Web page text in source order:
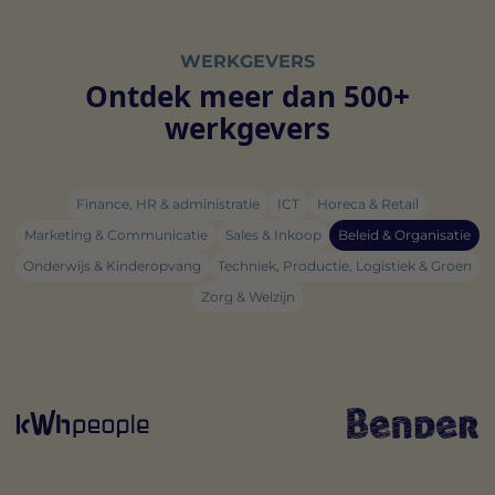
WERKGEVERS
Ontdek meer dan 500+
werkgevers
Finance, HR & administratie ICT
Horeca & Retail
Marketing & Communicatie
Sales & Inkoop
Beleid & Organisatie
Onderwijs & Kinderopvang
Techniek, Productie, Logistiek & Groen
Zorg & Welzijn